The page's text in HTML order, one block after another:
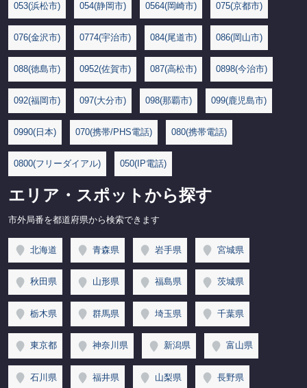
053(浜松市) 054(静岡市) 0564(岡崎市) 075(京都市)
076(金沢市) 0774(宇治市) 084(尾道市) 086(岡山市)
088(徳島市) 0952(佐賀市) 087(高松市) 0898(今治市)
092(福岡市) 097(大分市) 098(那覇市) 099(鹿児島市)
0990(日本) 070(携帯/PHS電話) 080(携帯電話)
0800(フリーダイアル) 050(IP電話)
エリア・スポットから探す
市外局番を都道府県から検索できます
北海道 青森県 岩手県 宮城県
秋田県 山形県 福島県 茨城県
栃木県 群馬県 埼玉県 千葉県
東京都 神奈川県 新潟県 富山県
石川県 福井県 山梨県 長野県